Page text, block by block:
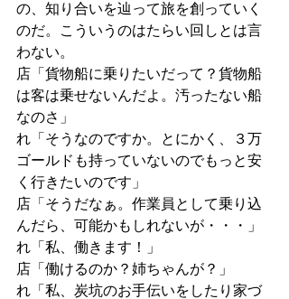
の、知り合いを辿って旅を創っていく
のだ。こういうのはたらい回しとは言
わない。
店「貨物船に乗りたいだって？貨物船
は客は乗せないんだよ。汚ったない船
なのさ」
れ「そうなのですか。とにかく、３万
ゴールドも持っていないのでもっと安
く行きたいのです」
店「そうだなぁ。作業員として乗り込
んだら、可能かもしれないが・・・」
れ「私、働きます！」
店「働けるのか？姉ちゃんが？」
れ「私、炭坑のお手伝いをしたり家づ